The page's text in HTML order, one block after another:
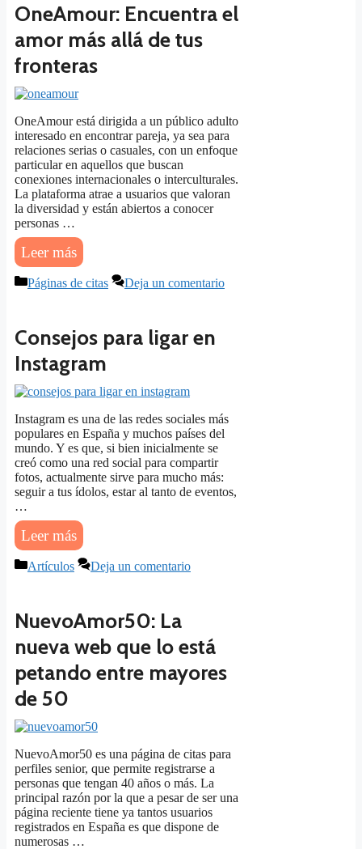
OneAmour: Encuentra el
amor más allá de tus
fronteras
OneAmour está dirigida a un público adulto
interesado en encontrar pareja, ya sea para
relaciones serias o casuales, con un enfoque
particular en aquellos que buscan
conexiones internacionales o interculturales.
La plataforma atrae a usuarios que valoran
la diversidad y están abiertos a conocer
personas …
Leer más
Categorías
Páginas de citas Deja un comentario
Consejos para ligar en
Instagram
Instagram es una de las redes sociales más
populares en España y muchos países del
mundo. Y es que, si bien inicialmente se
creó como una red social para compartir
fotos, actualmente sirve para mucho más:
seguir a tus ídolos, estar al tanto de eventos,
…
Leer más
Categorías
Artículos Deja un comentario
NuevoAmor50: La
nueva web que lo está
petando entre mayores
de 50
NuevoAmor50 es una página de citas para
perfiles senior, que permite registrarse a
personas que tengan 40 años o más. La
principal razón por la que a pesar de ser una
página reciente tiene ya tantos usuarios
registrados en España es que dispone de
numerosas …